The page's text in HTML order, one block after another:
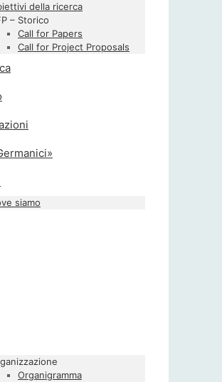
della ricerca
– Storico
Call for Papers
Call for Project Proposals
siamo
Organigramma